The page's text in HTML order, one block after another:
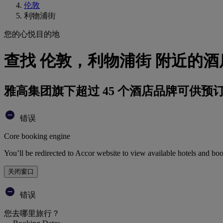
伦敦
利物浦街
您的心悦目的地
查找 伦敦，利物浦街 附近的酒
雅高集团旗下超过 45 个酒店品牌可供预
错误
Core booking engine
You’ll be redirected to Accor website to view available hotels and
关闭窗口
错误
您去哪里旅行？